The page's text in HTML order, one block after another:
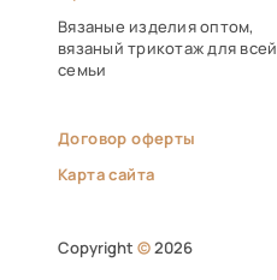
Вязаные изделия оптом,
вязаный трикотаж для всей
семьи
Договор оферты
Карта сайта
Copyright ©2026